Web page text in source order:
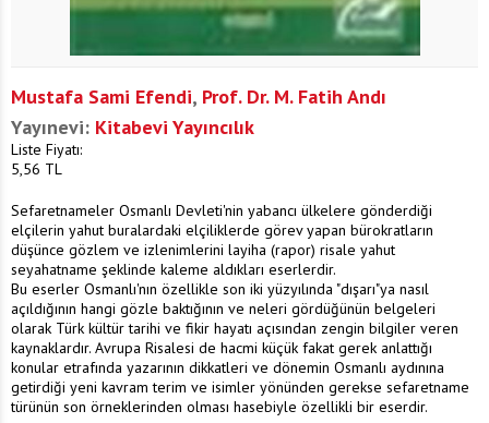
Mustafa Sami Efendi, Prof. Dr. M. Fatih Andı
Yayınevi: Kitabevi Yayıncılık
Liste Fiyatı:
5,56 TL
Sefaretnameler Osmanlı Devleti'nin yabancı ülkelere gönderdiği
elçilerin yahut buralardaki elçiliklerde görev yapan bürokratların
düşünce gözlem ve izlenimlerini layiha (rapor) risale yahut
seyahatname şeklinde kaleme aldıkları eserlerdir.
Bu eserler Osmanlı'nın özellikle son iki yüzyılında "dışarı"ya nasıl
açıldığının hangi gözle baktığının ve neleri gördüğünün belgeleri
olarak Türk kültür tarihi ve fikir hayatı açısından zengin bilgiler veren
kaynaklardır. Avrupa Risalesi de hacmi küçük fakat gerek anlattığı
konular etrafında yazarının dikkatleri ve dönemin Osmanlı aydınına
getirdiği yeni kavram terim ve isimler yönünden gerekse sefaretname
türünün son örneklerinden olması hasebiyle özellikli bir eserdir.